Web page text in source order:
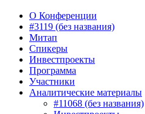
О Конференции
#3119 (без названия)
Митап
Спикеры
Инвестпроекты
Программа
Участники
Аналитические материалы
#11068 (без названия)